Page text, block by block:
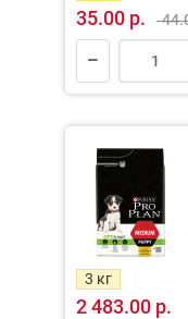
35.00 р.
3 кг
2 483.00 р.